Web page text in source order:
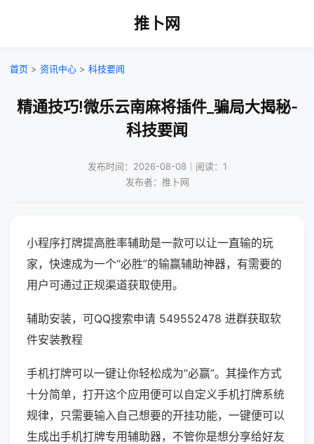
推卜网
首页 > 资讯中心 > 科技要闻
精通技巧!微乐云南麻将插件_骗局大揭秘-
科技要闻
发布时间：2026-08-08｜阅读：1
发布者：推卜网
小程序打牌提高胜率辅助是一款可以让一直输的玩
家，快速成为一个“必胜”的输赢辅助神器，有需要的
用户可通过正规渠道获取使用。
辅助安装，可QQ搜索申请 549552478 进群获取软
件安装教程
手机打牌可以一键让你轻松成为“必赢”。其操作方式
十分简单，打开这个应用便可以自定义手机打牌系统
规律，只需要输入自己想要的开挂功能，一键便可以
生成出手机打牌专用辅助器，不管你是想分享给好友